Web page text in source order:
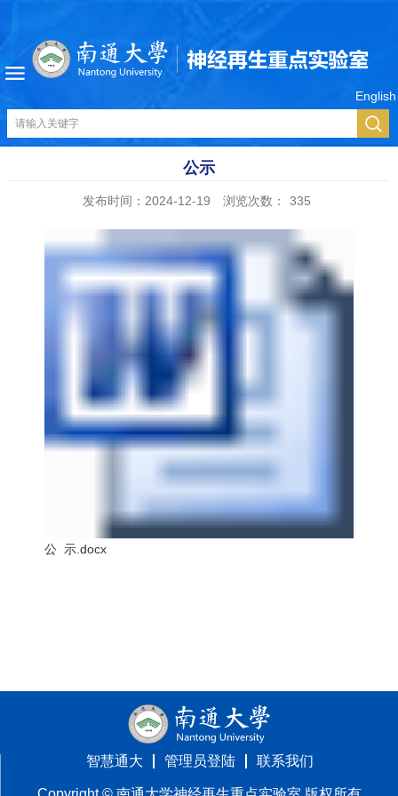
English
公示
发布时间：2024-12-19 浏览次数： 335
公 示.docx
智慧通大 管理员登陆 联系我们